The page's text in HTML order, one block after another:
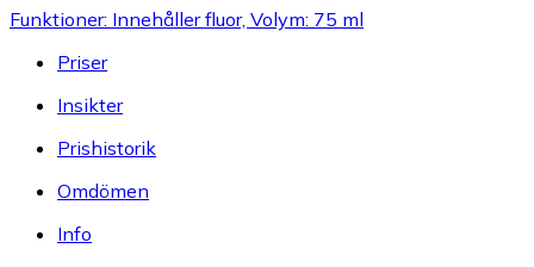
Funktioner: Innehåller fluor, Volym: 75 ml
Priser
Insikter
Prishistorik
Omdömen
Info